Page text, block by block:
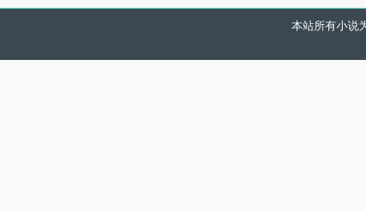
本站所有小说